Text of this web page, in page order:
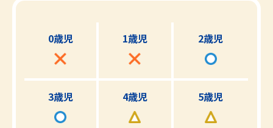
0歳児 1歳児 2歳児
3歳児 4歳児 5歳児